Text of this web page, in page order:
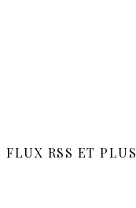
FLUX RSS ET PLUS